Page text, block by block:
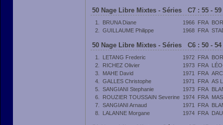
50 Nage Libre Mixtes - Séries C7 : 55 -
1. BRUNA Diane 1966 FRA
2.
GUILLAUME Philippe 1968 FRA
50 Nage Libre Mixtes - Séries C6 : 50 -
1. LETANG Frederic 1972 FRA
2.
RICHEZ Olivier 1973 FRA
3.
MAHE David 1971 FRA
4.
GALLES Christophe 1971 FRA AS
5.
SANGIANI Stephanie 1973 FRA
6.
ROUZIER TOUSSAIN Severine 1974 FRA
7.
SANGIANI Arnaud 1971 FRA
8.
LALANNE Morgane 1974 FRA